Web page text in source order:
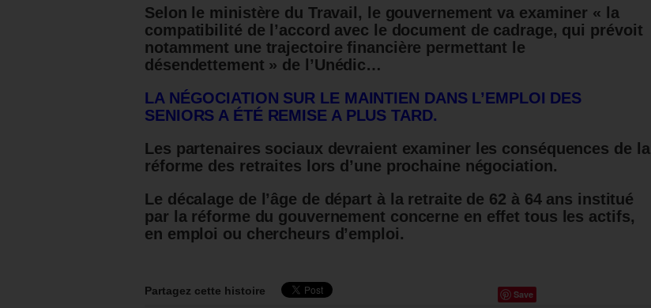
Selon le ministère du Travail, le gouvernement va examiner « la
compatibilité de l’accord avec le document de cadrage, qui prévoit
notamment une trajectoire financière permettant le
désendettement » de l’Unédic…
LA NÉGOCIATION SUR LE MAINTIEN DANS L’EMPLOI DES
SENIORS A ÉTÉ REMISE A PLUS TARD.
Les partenaires sociaux devraient examiner les conséquences de la
réforme des retraites lors d’une prochaine négociation.
Le décalage de l’âge de départ à la retraite de 62 à 64 ans institué
par la réforme du gouvernement concerne en effet tous les actifs,
en emploi ou chercheurs d’emploi.
Partagez cette histoire Save